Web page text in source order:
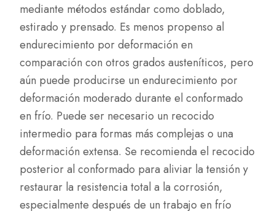
mediante métodos estándar como doblado,
estirado y prensado. Es menos propenso al
endurecimiento por deformación en
comparación con otros grados austeníticos, pero
aún puede producirse un endurecimiento por
deformación moderado durante el conformado
en frío. Puede ser necesario un recocido
intermedio para formas más complejas o una
deformación extensa. Se recomienda el recocido
posterior al conformado para aliviar la tensión y
restaurar la resistencia total a la corrosión,
especialmente después de un trabajo en frío